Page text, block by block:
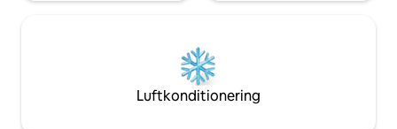
populärt och stugan ligger på en vanlig
det enkelt att hoppa mellan Suffolk och
promenad från stugan. Beläget i
Waveney Valley ligger stigar som Angles
Luftkonditionering